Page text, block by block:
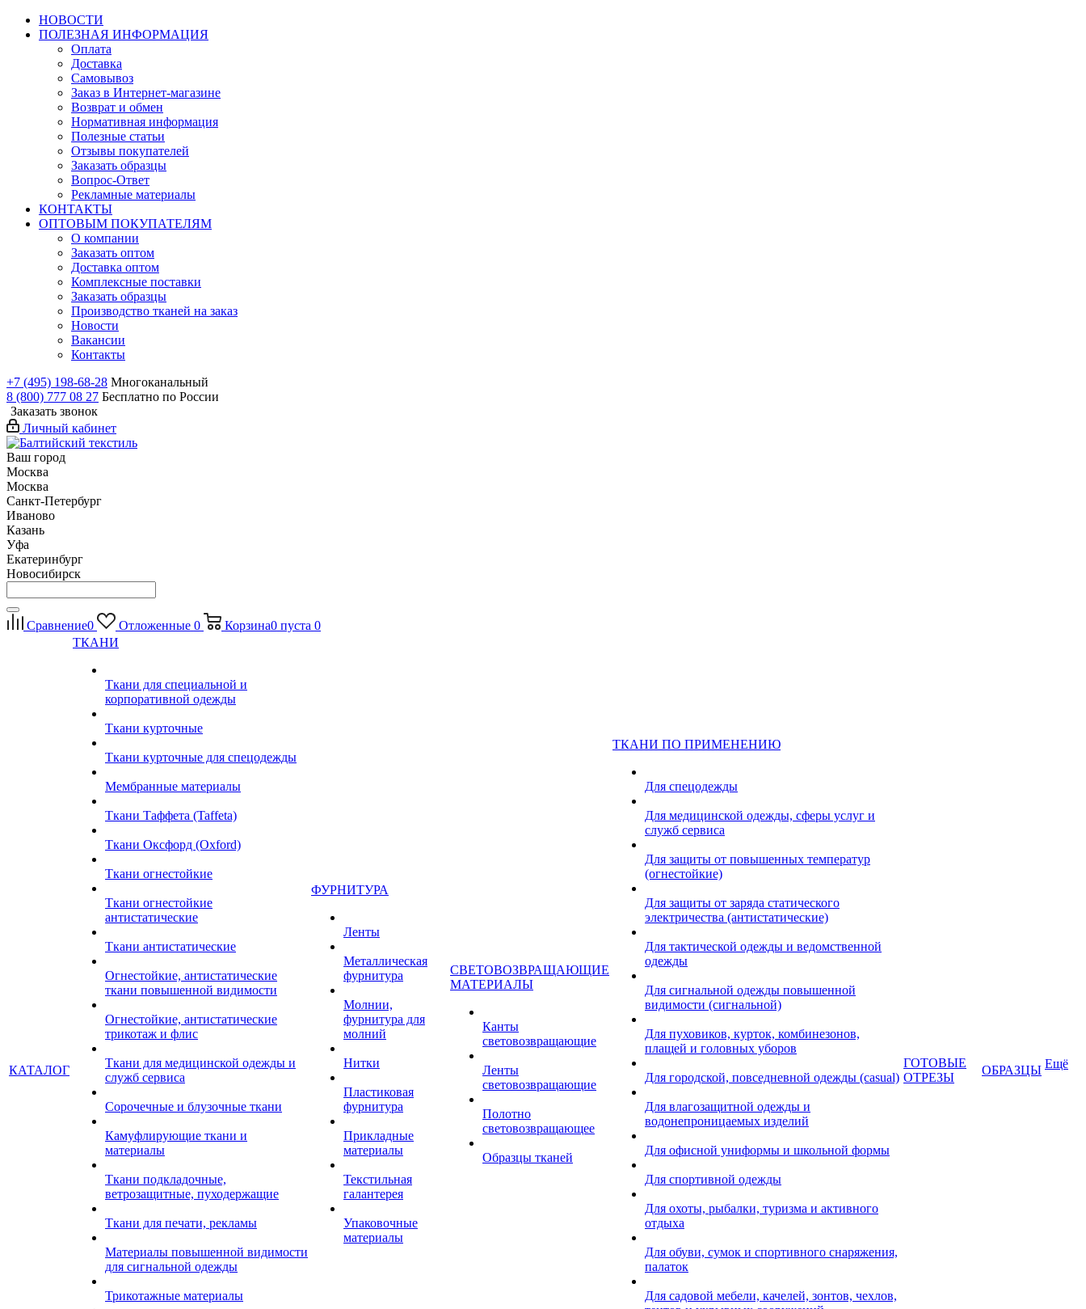
НОВОСТИ
ПОЛЕЗНАЯ ИНФОРМАЦИЯ
Оплата
Доставка
Самовывоз
Заказ в Интернет-магазине
Возврат и обмен
Нормативная информация
Полезные статьи
Отзывы покупателей
Заказать образцы
Вопрос-Ответ
Рекламные материалы
КОНТАКТЫ
ОПТОВЫМ ПОКУПАТЕЛЯМ
О компании
Заказать оптом
Доставка оптом
Комплексные поставки
Заказать образцы
Производство тканей на заказ
Новости
Вакансии
Контакты
+7 (495) 198-68-28 Многоканальный
8 (800) 777 08 27 Бесплатно по России
Заказать звонок
Личный кабинет
Ваш город
Москва
Москва
Санкт-Петербург
Иваново
Казань
Уфа
Екатеринбург
Новосибирск
Сравнение0 Отложенные 0 Корзина0 пуста 0
КАТАЛОГ
ТКАНИ
Ткани для специальной и
корпоративной одежды
Ткани курточные
Ткани курточные для спецодежды
Мембранные материалы
Ткани Таффета (Taffeta)
Ткани Оксфорд (Oxford)
Ткани огнестойкие
Ткани огнестойкие
антистатические
Ткани антистатические
Огнестойкие, антистатические
ткани повышенной видимости
Огнестойкие, антистатические
трикотаж и флис
Ткани для медицинской одежды и
служб сервиса
Сорочечные и блузочные ткани
Камуфлирующие ткани и
материалы
Ткани подкладочные,
ветрозащитные, пуходержащие
Ткани для печати, рекламы
Материалы повышенной видимости
для сигнальной одежды
Трикотажные материалы
ФУРНИТУРА
Ленты
Металлическая
фурнитура
Молнии,
фурнитура для
молний
Нитки
Пластиковая
фурнитура
Прикладные
материалы
Текстильная
галантерея
Упаковочные
материалы
СВЕТОВОЗВРАЩАЮЩИЕ
МАТЕРИАЛЫ
Канты
световозвращающие
Ленты
световозвращающие
Полотно
световозвращающее
Образцы тканей
ТКАНИ ПО ПРИМЕНЕНИЮ
Для спецодежды
Для медицинской одежды, сферы услуг и
служб сервиса
Для защиты от повышенных температур
(огнестойкие)
Для защиты от заряда статического
электричества (антистатические)
Для тактической одежды и ведомственной
одежды
Для сигнальной одежды повышенной
видимости (сигнальной)
Для пуховиков, курток, комбинезонов,
плащей и головных уборов
Для городской, повседневной одежды (casual)
Для влагозащитной одежды и
водонепроницаемых изделий
Для офисной униформы и школьной формы
Для спортивной одежды
Для охоты, рыбалки, туризма и активного
отдыха
Для обуви, сумок и спортивного снаряжения,
палаток
Для садовой мебели, качелей, зонтов, чехлов,
ГОТОВЫЕ
ОТРЕЗЫ
ОБРАЗЦЫ Ещё